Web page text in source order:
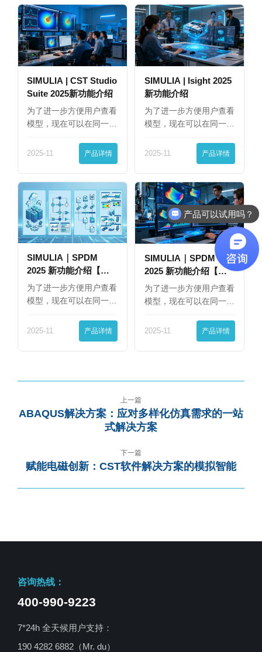
SIMULIA | CST Studio
Suite 2025新功能介绍
为了进一步方便用户查看
模型，现在可以在同一
2025-11 产品详情
SIMULIA | Isight 2025
新功能介绍
为了进一步方便用户查看
模型，现在可以在同一
2025-11 产品详情
SIMULIA｜SPDM
2025 新功能介绍【下
篇】
为了进一步方便用户查看
模型，现在可以在同一
2025-11 产品详情
SIMULIA｜SPDM
2025 新功能介绍【上
篇】
为了进一步方便用户查看
模型，现在可以在同一
2025-11 产品详情
上一篇
ABAQUS解决方案：应对多样化仿真需求的一站
式解决方案
下一篇
赋能电磁创新：CST软件解决方案的模拟智能
咨询热线：
400-990-9223
7*24h 全天候用户支持：
190 4282 6882（Mr. du）
产品可以试用吗？